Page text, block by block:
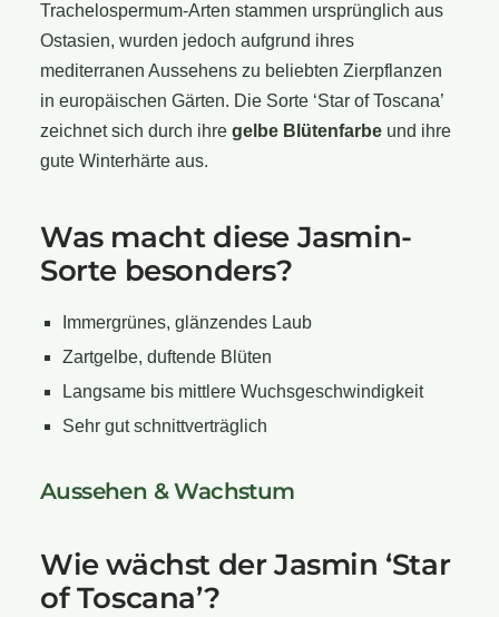
Trachelospermum-Arten stammen ursprünglich aus
Ostasien, wurden jedoch aufgrund ihres
mediterranen Aussehens zu beliebten Zierpflanzen
in europäischen Gärten. Die Sorte ‘Star of Toscana’
zeichnet sich durch ihre gelbe Blütenfarbe und ihre
gute Winterhärte aus.
Was macht diese Jasmin-
Sorte besonders?
Immergrünes, glänzendes Laub
Zartgelbe, duftende Blüten
Langsame bis mittlere Wuchsgeschwindigkeit
Sehr gut schnittverträglich
Aussehen & Wachstum
Wie wächst der Jasmin ‘Star
of Toscana’?